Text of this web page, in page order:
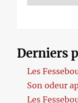
Derniers
Les
Son odeur
Les